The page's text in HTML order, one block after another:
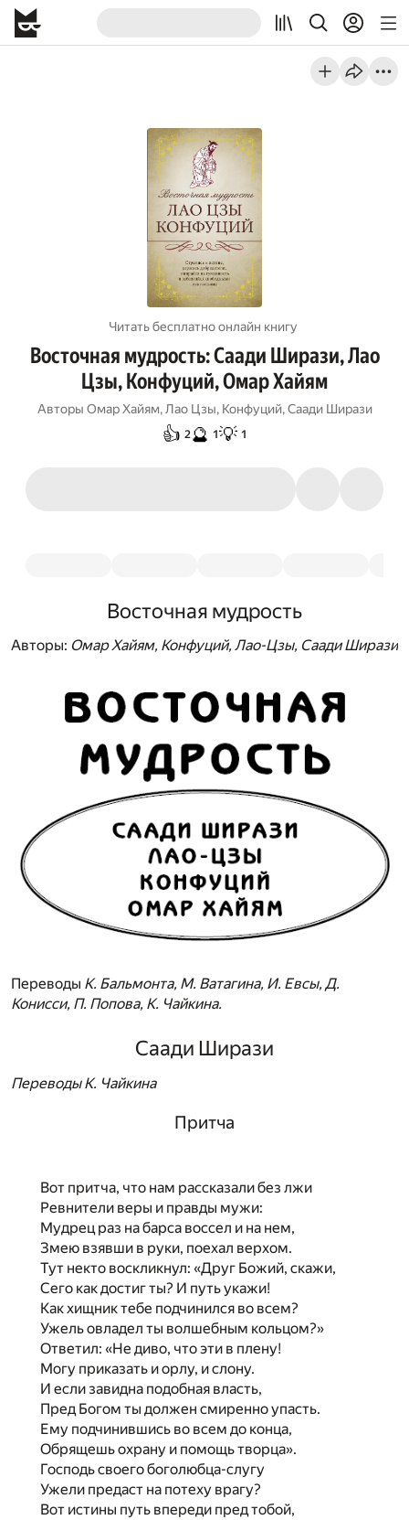
Читать бесплатно онлайн книгу
Восточная мудрость: Саади Ширази, Лао
Цзы, Конфуций, Омар Хайям
Авторы Омар Хайям,Лао Цзы, Конфуций,Саади Ширази
👍 2🔮 1💡 1
Восточная мудрость
Авторы: Омар Хайям, Конфуций, Лао-Цзы, Саади Ширази
Переводы К. Бальмонта, М. Ватагина, И. Евсы, Д.
Конисси, П. Попова, К. Чайкина.
Саади Ширази
Переводы К. Чайкина
Притча
Вот притча, что нам рассказали без лжи
Ревнители веры и правды мужи:
Мудрец раз на барса воссел и на нем,
Змею взявши в руки, поехал верхом.
Тут некто воскликнул: «Друг Божий, скажи,
Сего как достиг ты? И путь укажи!
Как хищник тебе подчинился во всем?
Ужель овладел ты волшебным кольцом?»
Ответил: «Не диво, что эти в плену!
Могу приказать и орлу, и слону.
И если завидна подобная власть,
Пред Богом ты должен смиренно упасть.
Ему подчинившись во всем до конца,
Обрящешь охрану и помощь творца».
Господь своего боголюбца-слугу
Ужели предаст на потеху врагу?
Вот истины путь впереди пред тобой,